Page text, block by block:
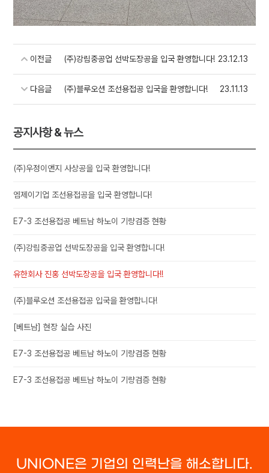
공지사항 & 뉴스
(주)우정이앤지 사상공을 입국 환영합니다!
엠제이기업 조선용접공을 입국 환영합니다!
E7-3 조선용접공 베트남 하노이 기량검증 현황
(주)강림중공업 선박도장공을 입국 환영합니다!
유한회사 진홍 선박도장공을 입국 환영합니다!!
(주)블루오션 조선용접공 입국을 환영합니다!
[베트남] 현장 실습 사진
E7-3 조선용접공 베트남 하노이 기량검증 현황
E7-3 조선용접공 베트남 하노이 기량검증 현황
이전글 (주)강림중공업 선박도장공을 입국 환영합니다! 23.12.13
다음글 (주)블루오션 조선용접공 입국을 환영합니다! 23.11.13
UNIONE은 기업의 인력난을 해소합니다.